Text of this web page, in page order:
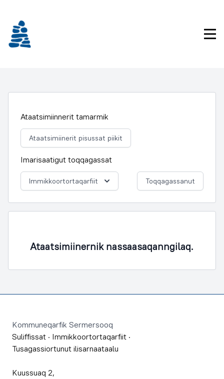
Ataatsimiinnerit tamarmik
Ataatsimiinerit pisussat piikit
Imarisaatigut toqqagassat
Immikkoortortaqarfiit Toqqagassanut
Ataatsimiinernik nassaasaqanngilaq.
Kommuneqarfik Sermersooq
Suliffissat · Immikkoortortaqarfiit ·
Tusagassiortunut ilisarnaataalu
Kuussuaq 2,